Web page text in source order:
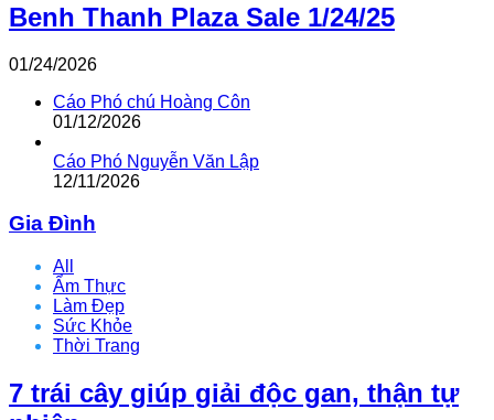
Benh Thanh Plaza Sale 1/24/25
01/24/2026
Cáo Phó chú Hoàng Côn
01/12/2026
Cáo Phó Nguyễn Văn Lập
12/11/2026
Gia Đình
All
Ẩm Thực
Làm Đẹp
Sức Khỏe
Thời Trang
7 trái cây giúp giải độc gan, thận tự